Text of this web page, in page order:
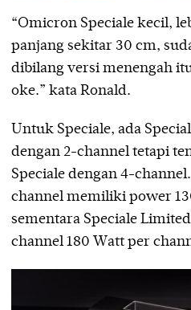
“Omicron Speciale kecil,
panjang sekitar 30 cm,
dibilang versi menengah
oke.” kata Ronald.
Untuk Speciale, ada
dengan 2-channel tetapi
Speciale dengan 4-
channel memiliki power
sementara Speciale
channel 180 Watt per